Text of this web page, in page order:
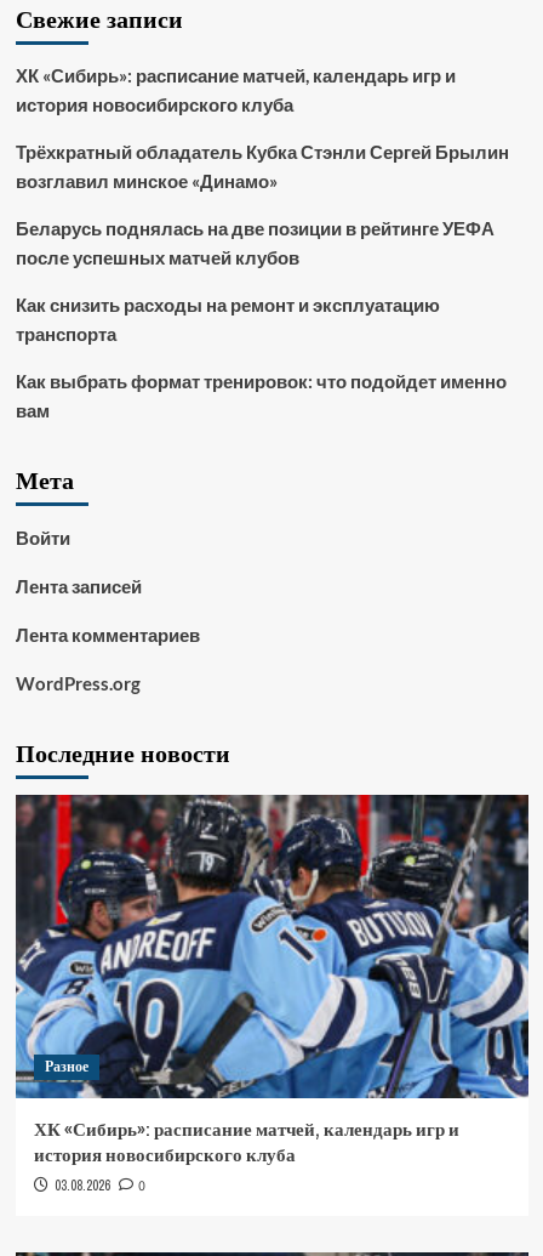
Свежие записи
ХК «Сибирь»: расписание матчей, календарь игр и
история новосибирского клуба
Трёхкратный обладатель Кубка Стэнли Сергей Брылин
возглавил минское «Динамо»
Беларусь поднялась на две позиции в рейтинге УЕФА
после успешных матчей клубов
Как снизить расходы на ремонт и эксплуатацию
транспорта
Как выбрать формат тренировок: что подойдет именно
вам
Мета
Войти
Лента записей
Лента комментариев
WordPress.org
Последние новости
Разное
ХК «Сибирь»: расписание матчей, календарь игр и
история новосибирского клуба
03.08.2026 0